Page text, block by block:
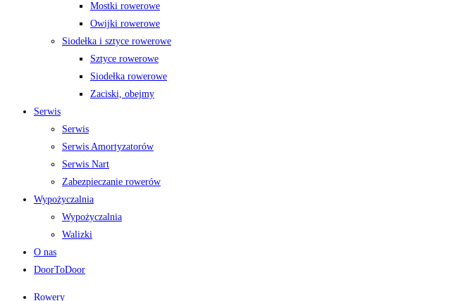
Mostki rowerowe
Owijki rowerowe
Siodełka i sztyce rowerowe
Sztyce rowerowe
Siodełka rowerowe
Zaciski, obejmy
Serwis
Serwis
Serwis Amortyzatorów
Serwis Nart
Zabezpieczanie rowerów
Wypożyczalnia
Wypożyczalnia
Walizki
O nas
DoorToDoor
Rowery